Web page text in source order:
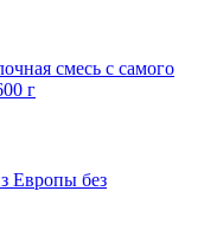
смесь с самого
г
Европы без